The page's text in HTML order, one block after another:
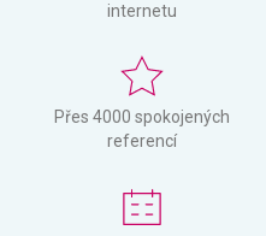
internetu
Přes 4000 spokojených
referencí